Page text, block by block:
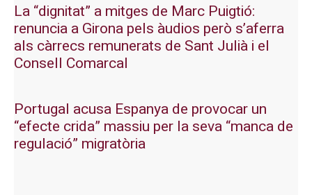
La “dignitat” a mitges de Marc Puigtió:
renuncia a Girona pels àudios però s’aferra
als càrrecs remunerats de Sant Julià i el
Consell Comarcal
Portugal acusa Espanya de provocar un
“efecte crida” massiu per la seva “manca de
regulació” migratòria